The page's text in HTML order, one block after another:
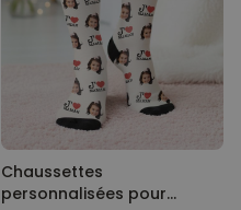
Chaussettes
personnalisées pour